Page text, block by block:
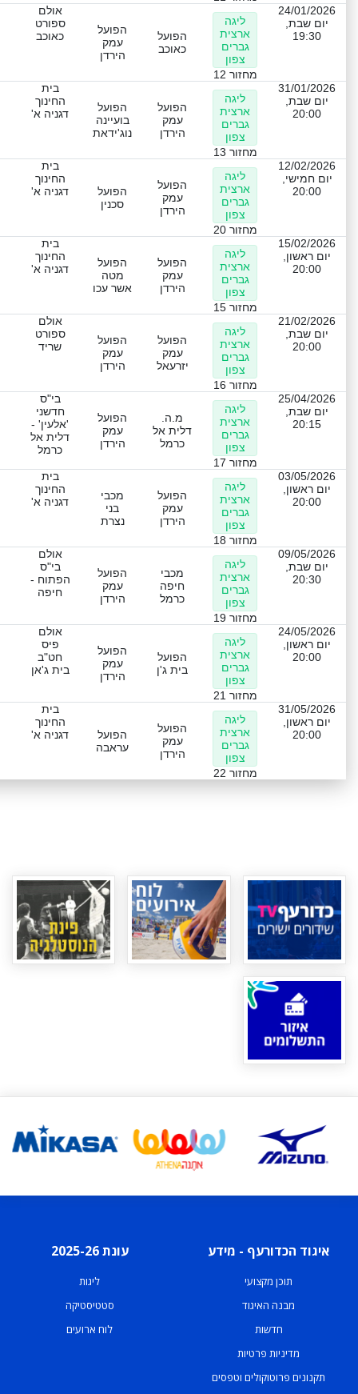
24/01/2026
יום שבת,
19:30
ליגה
ארצית
גברים
צפון
מחזור 12
הפועל
כאוכב
הפועל
עמק
הירדן
אולם
ספורט
כאוכב
31/01/2026
יום שבת,
20:00
ליגה
ארצית
גברים
צפון
מחזור 13
הפועל
עמק
הירדן
הפועל
בועיינה
נוג'ידאת
בית
החינוך
דגניה א'
12/02/2026
יום חמישי,
20:00
ליגה
ארצית
גברים
צפון
מחזור 20
הפועל
עמק
הירדן
הפועל
סכנין
בית
החינוך
דגניה א'
15/02/2026
יום ראשון,
20:00
ליגה
ארצית
גברים
צפון
מחזור 15
הפועל
עמק
הירדן
הפועל
מטה
אשר עכו
בית
החינוך
דגניה א'
21/02/2026
יום שבת,
20:00
ליגה
ארצית
גברים
צפון
מחזור 16
הפועל
עמק
יזרעאל
הפועל
עמק
הירדן
אולם
ספורט
שריד
25/04/2026
יום שבת,
20:15
ליגה
ארצית
גברים
צפון
מחזור 17
מ.ה.
דלית אל
כרמל
הפועל
עמק
הירדן
בי"ס
חדשני
'אלעין' -
דלית אל
כרמל
03/05/2026
יום ראשון,
20:00
ליגה
ארצית
גברים
צפון
מחזור 18
הפועל
עמק
הירדן
מכבי
בני
נצרת
בית
החינוך
דגניה א'
09/05/2026
יום שבת,
20:30
ליגה
ארצית
גברים
צפון
מחזור 19
מכבי
חיפה
כרמל
הפועל
עמק
הירדן
אולם
בי"ס
הפתוח -
חיפה
24/05/2026
יום ראשון,
20:00
ליגה
ארצית
גברים
צפון
מחזור 21
הפועל
בית ג'ן
הפועל
עמק
הירדן
אולם
פיס
חט"ב
בית ג'אן
31/05/2026
יום ראשון,
20:00
ליגה
ארצית
גברים
צפון
מחזור 22
הפועל
עמק
הירדן
הפועל
עראבה
בית
החינוך
דגניה א'
איגוד הכדורעף - מידע
תוכן מקצועי
מבנה האיגוד
חדשות
מדיניות פרטיות
תקנונים פרוטוקולים וטפסים
עונת 2025-26
ליגות
סטטיסטיקה
לוח ארועים